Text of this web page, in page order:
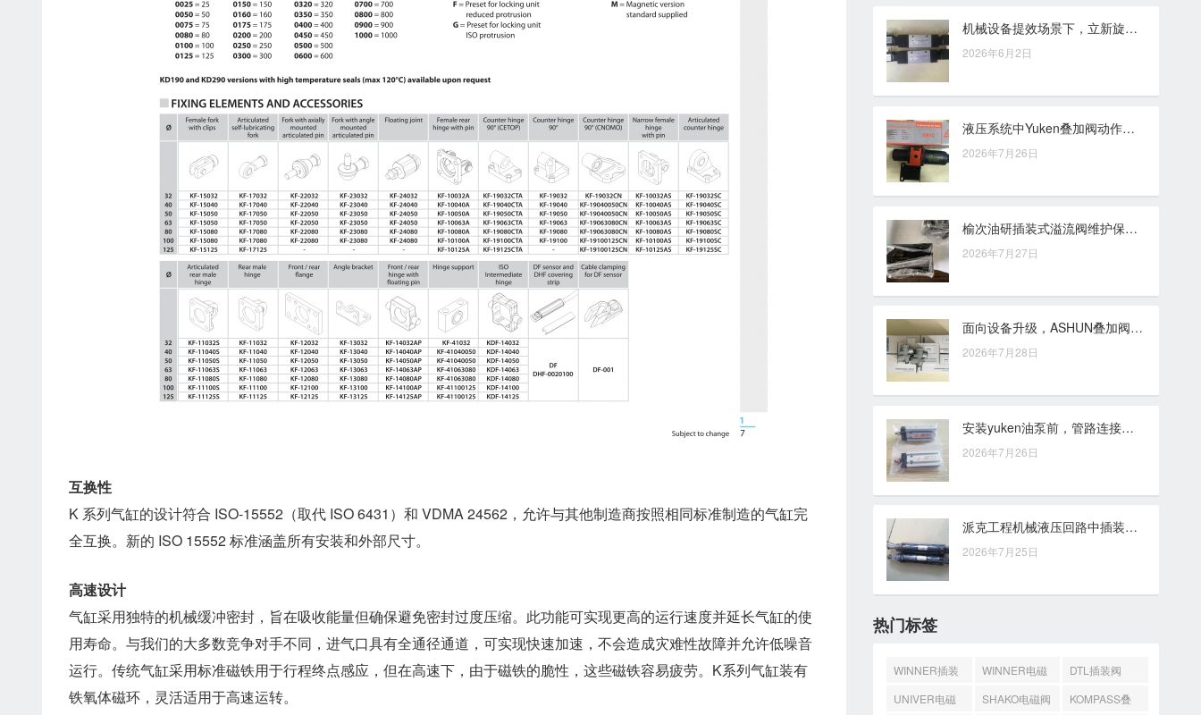
互换性
K 系列气缸的设计符合 ISO-15552（取代 ISO 6431）和 VDMA 24562，允许与其他制造商按照相同标准制造的气缸完
全互换。新的 ISO 15552 标准涵盖所有安装和外部尺寸。
高速设计
气缸采用独特的机械缓冲密封，旨在吸收能量但确保避免密封过度压缩。此功能可实现更高的运行速度并延长气缸的使
用寿命。与我们的大多数竞争对手不同，进气口具有全通径通道，可实现快速加速，不会造成灾难性故障并允许低噪音
运行。传统气缸采用标准磁铁用于行程终点感应，但在高速下，由于磁铁的脆性，这些磁铁容易疲劳。K系列气缸装有
铁氧体磁环，灵活适用于高速运转。
机械设备提效场景下，立新旋转油缸的应用思路
2026年6月2日
液压系统中Yuken叠加阀动作异常：油液、压力、阀芯及安装面排查要点
2026年7月26日
榆次油研插装式溢流阀维护保养要点：清洁度、密封件与运行检查
2026年7月27日
面向设备升级，ASHUN叠加阀如何选配更合适？
2026年7月28日
安装yuken油泵前，管路连接、油口方向与密封位置需逐项核查
2026年7月26日
派克工程机械液压回路中插装阀的作用与控制需求分析
2026年7月25日
热门标签
WINNER插装
阀
WINNER电磁
阀
DTL插装阀
UNIVER电磁
SHAKO电磁阀
KOMPASS叠